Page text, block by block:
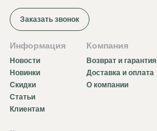
Заказать звонок
Информация
Новости
Новинки
Скидки
Статьи
Клиентам
Компания
Возврат и гарантия
Доставка и оплата
О компании